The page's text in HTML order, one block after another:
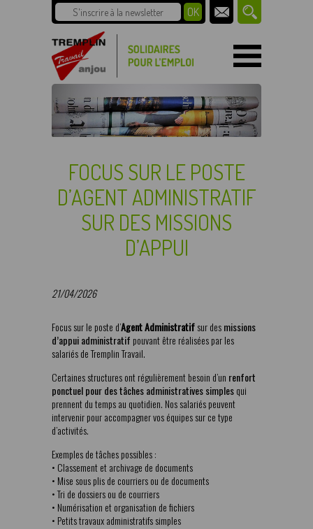
FOCUS SUR LE POSTE
D’AGENT ADMINISTRATIF
SUR DES MISSIONS
D’APPUI
21/04/2026
Focus sur le poste d’Agent Administratifsur desmissions
d’appui administratif pouvant être réalisées par les
salariés de Tremplin Travail.
Certaines structures ont régulièrement besoin d’un renfort
ponctuel pour des tâches administratives simplesqui
prennent du temps au quotidien. Nos salariés peuvent
intervenir pour accompagner vos équipes sur ce type
d’activités.
Exemples de tâches possibles :
• Classement et archivage de documents
• Mise sous plis de courriers ou de documents
• Tri de dossiers ou de courriers
• Numérisation et organisation de fichiers
• Petits travaux administratifs simples